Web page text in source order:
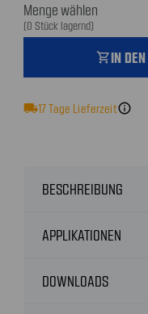
Menge wählen
(0 Stück lagernd)
shopping_cartIN
local_shipping17Tage Lieferzeitinfo
BESCHREIBUNG
APPLIKATIONEN
DOWNLOADS